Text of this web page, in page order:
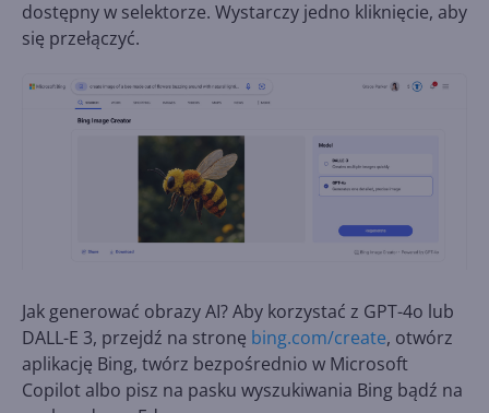
dostępny w selektorze. Wystarczy jedno kliknięcie, aby
się przełączyć.
Jak generować obrazy AI? Aby korzystać z GPT-4o lub
DALL-E 3, przejdź na stronę bing.com/create, otwórz
aplikację Bing, twórz bezpośrednio w Microsoft
Copilot albo pisz na pasku wyszukiwania Bing bądź na